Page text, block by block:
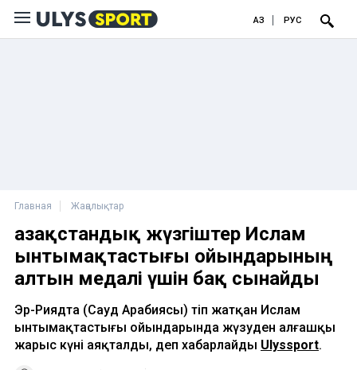
ҚАЗ РУС
Главная Жаңалықтар
Қазақстандық жүзгіштер Ислам
ынтымақтастығы ойындарының
алтын медалі үшін бақ сынайды
Эр-Риядта (Сауд Арабиясы) өтіп жатқан Ислам
ынтымақтастығы ойындарында жүзуден алғашқы
жарыс күні аяқталды, деп хабарлайды Ulyssport.